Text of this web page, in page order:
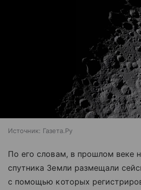
Источник: Газета.Ру
По его словам, в прошлом веке
спутника Земли размещали
с помощью которых